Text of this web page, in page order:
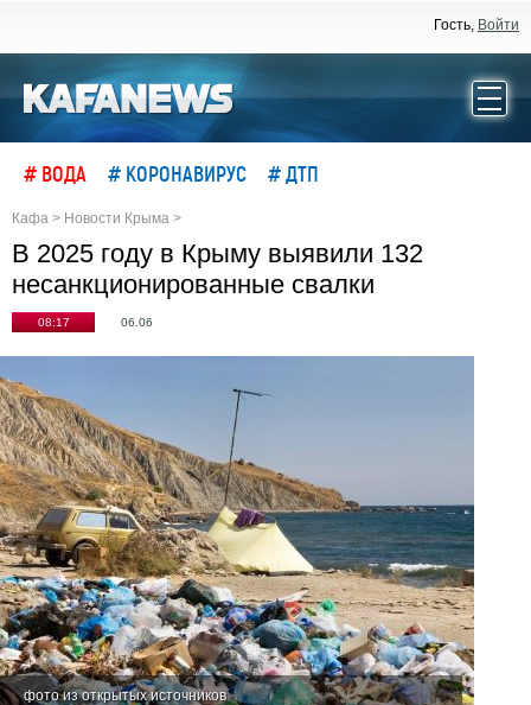
Гость, Войти
# ВОДА # КОРОНАВИРУС # ДТП
Кафа > Новости Крыма >
В 2025 году в Крыму выявили 132
несанкционированные свалки
08:17 06.06
фото из открытых источников